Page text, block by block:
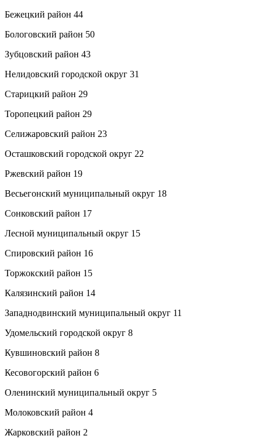
Бежецкий район 44
Бологовский район 50
Зубцовский район 43
Нелидовский городской округ 31
Старицкий район 29
Торопецкий район 29
Селижаровский район 23
Осташковский городской округ 22
Ржевский район 19
Весьегонский муниципальный округ 18
Сонковский район 17
Лесной муниципальный округ 15
Спировский район 16
Торжокский район 15
Калязинский район 14
Западнодвинский муниципальный округ 11
Удомельский городской округ 8
Кувшиновский район 8
Кесовогорский район 6
Оленинский муниципальный округ 5
Молоковский район 4
Жарковский район 2